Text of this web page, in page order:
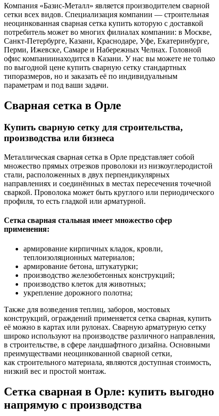
Компания «Базис-Металл» является производителем сварной
сетки всех видов. Специализация компании — строительная
неоцинкованная сварная сетка купить которую с доставкой
потребитель может во многих филиалах компании: в Москве,
Санкт-Петербурге, Казани, Краснодаре, Уфе, Екатеринбурге,
Перми, Ижевске, Самаре и Набережных Челнах. Головной
офис компаниинаходится в Казани. У нас вы можете не только
по выгодной цене купить сварную сетку стандартных
типоразмеров, но и заказать её по индивидуальным
параметрам и под ваши задачи.
Сварная сетка в Орле
Купить сварную сетку для строительства,
производства или бизнеса
Металлическая сварная сетка в Орле представляет собой
множество прямых отрезков проволоки из низкоуглеродистой
стали, расположенных в двух перпендикулярных
направлениях и соединённых в местах пересечения точечной
сваркой. Проволока может быть круглого или периодического
профиля, то есть гладкой или арматурной.
Сетка сварная стальная имеет множество сфер
применения:
армирование кирпичных кладок, кровли,
теплоизоляционных материалов;
армирование бетона, штукатурки;
производство железобетонных конструкций;
производство клеток для животных;
укрепление дорожного полотна;
Также для возведения теплиц, заборов, мостовых
конструкций, ограждений применяется сетка сварная, купить
её можно в картах или рулонах. Сварную арматурную сетку
широко используют на производстве различного направления,
в строительстве, в сфере ландшафтного дизайна. Основными
преимуществами неоцинкованной сварной сетки,
как строительного материала, являются доступная стоимость,
низкий вес и простой монтаж.
Сетка сварная в Орле: купить выгодно
напрямую с производства